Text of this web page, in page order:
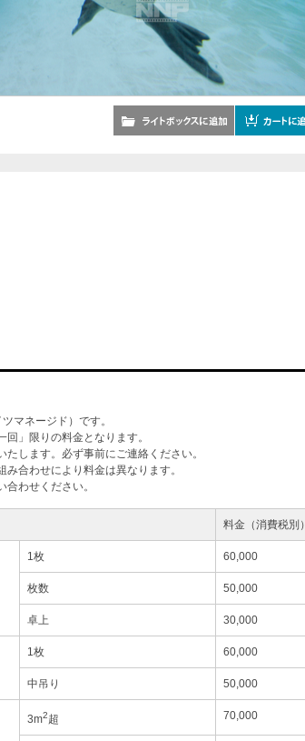
マネージド）です。
」限りの料金となります。
します。必ず事前にご連絡ください。
合わせにより料金は異なります。
わせください。
料金（消費税別）
1枚 60,000
枚数 50,000
卓上 30,000
1枚 60,000
中吊り 50,000
3m2超 70,000